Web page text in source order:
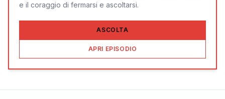
e il coraggio di fermarsi e ascoltarsi.
ASCOLTA
APRI EPISODIO